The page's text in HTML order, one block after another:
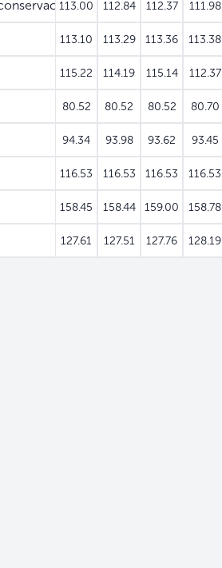
ordinaria del hogar
113.00 112.84 112.37 111.98
113.10 113.29 113.36 113.38
115.22 114.19 115.14 112.37
80.52 80.52 80.52 80.70
94.34 93.98 93.62 93.45
116.53 116.53 116.53 116.53
158.45 158.44 159.00 158.78
127.61 127.51 127.76 128.19